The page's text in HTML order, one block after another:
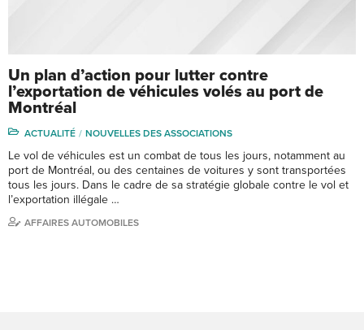
Un plan d’action pour lutter contre
l’exportation de véhicules volés au port de
Montréal
ACTUALITÉ NOUVELLES DES ASSOCIATIONS
Le vol de véhicules est un combat de tous les jours, notamment au
port de Montréal, ou des centaines de voitures y sont transportées
tous les jours. Dans le cadre de sa stratégie globale contre le vol et
l’exportation illégale …
AFFAIRES AUTOMOBILES